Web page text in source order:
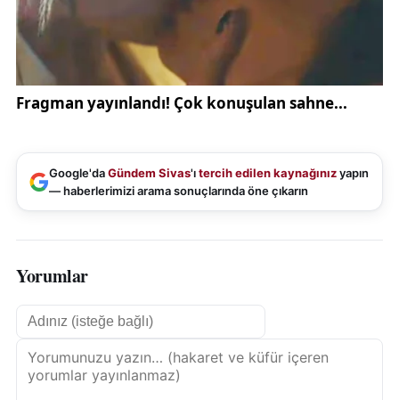
Bölümü 2. Sınıf öğrencisi Zehra Eken, gerçek bir
uçuş eğitimi almış gibi hissettiklerini belirterek,
"Simülasyon eğitimi çok verimli oluyor. Genel olarak
bir uçak nasıl çalışıyor, inişi ve kalkışını daha iyi
eğitimi uygulama ile zenginleştirmiş oluyoruz. Sanki
gerçek bir uçuş eğitimi almış gibi hissediyoruz"
Google'daGündem Sivas'ıtercih edilen kaynağınızyapın
— haberlerimizi arama sonuçlarında öne çıkarın
Yorumlar